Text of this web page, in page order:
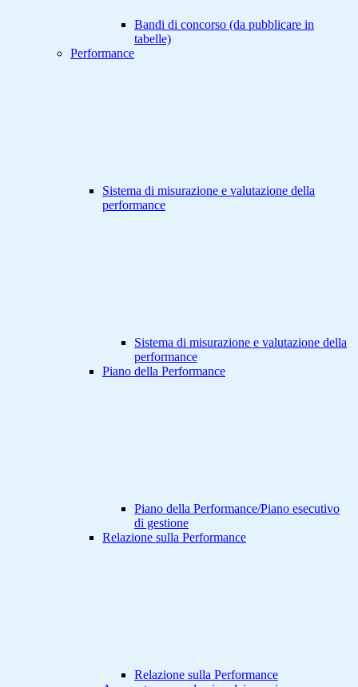
Bandi di concorso (da pubblicare in
tabelle)
Performance
Sistema di misurazione e valutazione della
performance
Sistema di misurazione e valutazione della
performance
Piano della Performance
Piano della Performance/Piano esecutivo
di gestione
Relazione sulla Performance
Relazione sulla Performance